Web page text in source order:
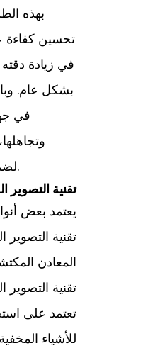
بهذه
تحسين
في زيادة
بشكل عام.
في
لضمان أداء الجهاز بكفاءة ودقة عالية.
تقنية
يعتمد بعض
تقنية
المعادن
تقنية
تعتمد على
للأشياء